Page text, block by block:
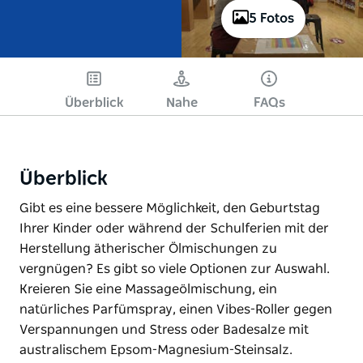
5 Fotos
Überblick Nahe FAQs
Überblick
Gibt es eine bessere Möglichkeit, den Geburtstag
Ihrer Kinder oder während der Schulferien mit der
Herstellung ätherischer Ölmischungen zu
vergnügen? Es gibt so viele Optionen zur Auswahl.
Kreieren Sie eine Massageölmischung, ein
natürliches Parfümspray, einen Vibes-Roller gegen
Verspannungen und Stress oder Badesalze mit
australischem Epsom-Magnesium-Steinsalz.